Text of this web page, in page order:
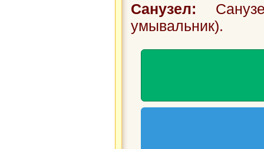
Санузел:
умывальник).